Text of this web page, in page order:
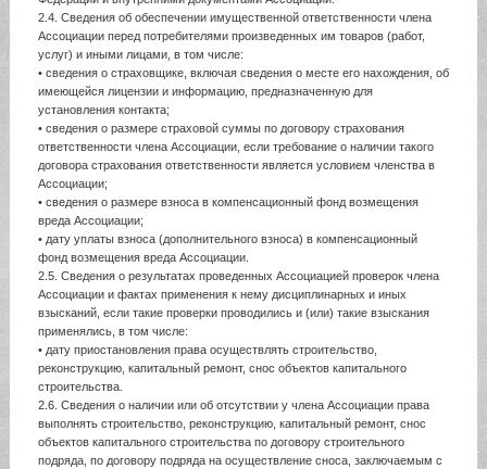
2.4. Сведения об обеспечении имущественной ответственности члена
Ассоциации перед потребителями произведенных им товаров (работ,
услуг) и иными лицами, в том числе:
• сведения о страховщике, включая сведения о месте его нахождения, об
имеющейся лицензии и информацию, предназначенную для
установления контакта;
• сведения о размере страховой суммы по договору страхования
ответственности члена Ассоциации, если требование о наличии такого
договора страхования ответственности является условием членства в
Ассоциации;
• сведения о размере взноса в компенсационный фонд возмещения
вреда Ассоциации;
• дату уплаты взноса (дополнительного взноса) в компенсационный
фонд возмещения вреда Ассоциации.
2.5. Сведения о результатах проведенных Ассоциацией проверок члена
Ассоциации и фактах применения к нему дисциплинарных и иных
взысканий, если такие проверки проводились и (или) такие взыскания
применялись, в том числе:
• дату приостановления права осуществлять строительство,
реконструкцию, капитальный ремонт, снос объектов капитального
строительства.
2.6. Сведения о наличии или об отсутствии у члена Ассоциации права
выполнять строительство, реконструкцию, капитальный ремонт, снос
объектов капитального строительства по договору строительного
подряда, по договору подряда на осуществление сноса, заключаемым с